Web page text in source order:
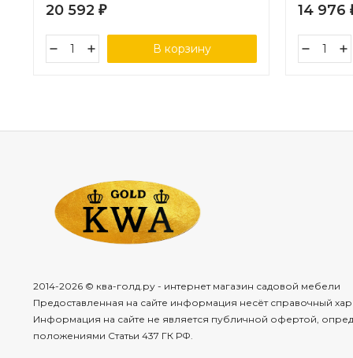
20 592 ₽
В корзину
14 976
2014-2026 © ква-голд.ру - интернет магазин садовой мебели
Предоставленная на сайте информация несёт справочный
Информация на сайте не является публичной офертой,
положениями Статьи 437 ГК РФ.